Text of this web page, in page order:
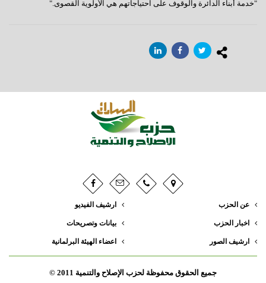
"خدمة أبناء الدائرة والوقوف على احتياجاتهم هي الأولوية القصوى."
عن الحزب
اخبار الحزب
ارشيف الصور
ارشيف الفيديو
بيانات وتصريحات
اعضاء الهيئة البرلمانية
جميع الحقوق محفوظة لحزب الإصلاح والتنمية 2011 ©